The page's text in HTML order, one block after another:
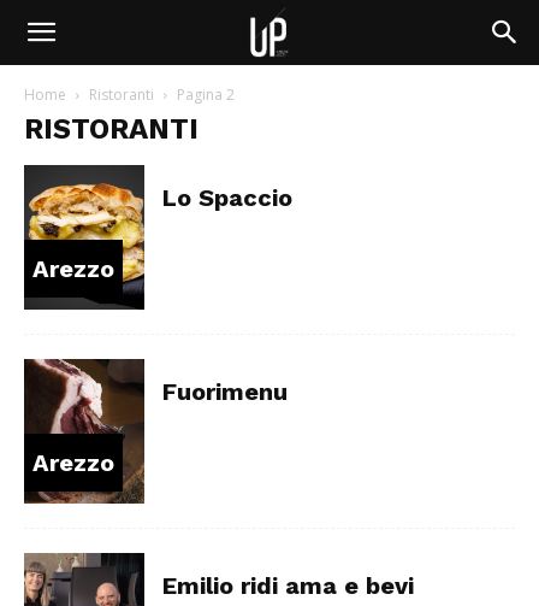
Home Ristoranti Pagina 2
RISTORANTI
Arezzo
Lo Spaccio
Arezzo
Fuorimenu
Emilio ridi ama e bevi